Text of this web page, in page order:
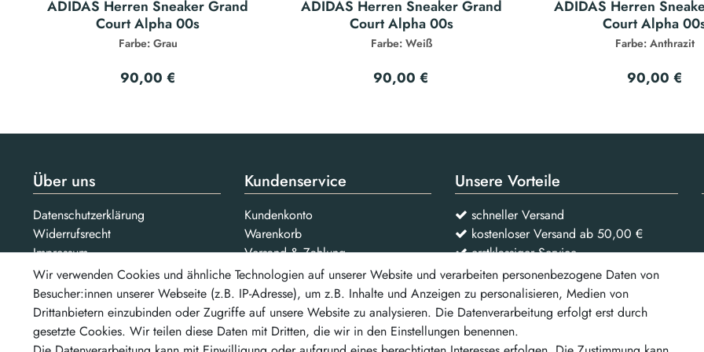
ADIDAS Herren Sneaker Grand
Court Alpha 00s
Farbe: Grau
90,00 €
ADIDAS Herren Sneaker Grand
Court Alpha 00s
Farbe: Weiß
90,00 €
ADIDAS Herren
Court Alpha
Farbe: Anthrazit
90,00 €
Über uns
Datenschutzerklärung
Widerrufsrecht
Impressum
AGB
Jobs
Unsere Partner
Kundenservice
Kundenkonto
Warenkorb
Versand & Zahlung
Kontakt
Bezahlarten
Unsere Vorteile
schneller Versand
kostenloser Versand ab 50,00 €
erstklassiger Service
Vertrag widerrufen
Wir verwenden Cookies und ähnliche Technologien auf unserer Website und verarbeiten personenbezogene Daten von
Besucher:innen unserer Webseite (z.B. IP-Adresse), um z.B. Inhalte und Anzeigen zu personalisieren, Medien von
Drittanbietern einzubinden oder Zugriffe auf unsere Website zu analysieren. Die Datenverarbeitung erfolgt erst durch
gesetzte Cookies. Wir teilen diese Daten mit Dritten, die wir in den Einstellungen benennen.